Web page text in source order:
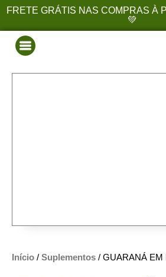
FRETE GRÁTIS NAS COMPRAS À
💚
Início / Suplementos / GUARANÁ EM